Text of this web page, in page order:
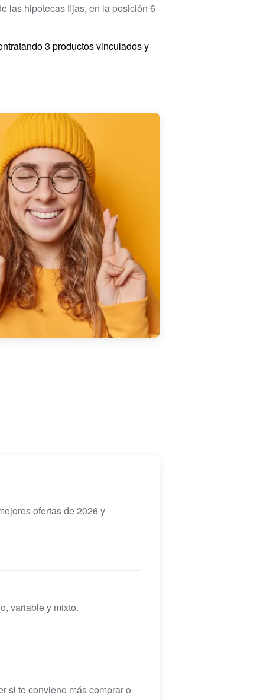
las hipotecas fijas, en la posición 6
3 productos vinculados y
ofertas de 2026 y
variable y mixto.
si te conviene más comprar o